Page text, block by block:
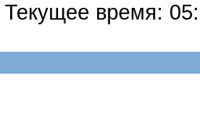
Текущее время: